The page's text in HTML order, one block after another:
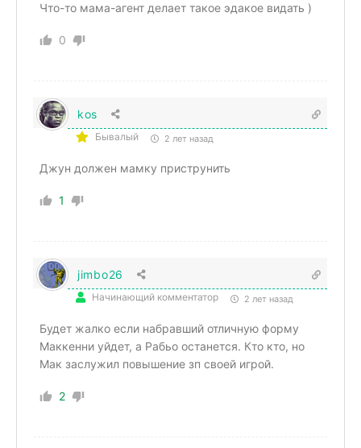
Что-то мама-агент делает такое эдакое видать )
0
kos
Бывалый 2 лет назад
Джун должен мамку приструнить
1
jimbo26
Начинающий комментатор 2 лет назад
Будет жалко если набравший отличную форму
Маккенни уйдет, а Рабьо останется. Кто кто, но
Мак заслужил повышение зп своей игрой.
2